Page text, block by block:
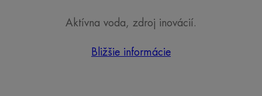
Aktívna voda, zdroj inovácií.
Bližšie informácie